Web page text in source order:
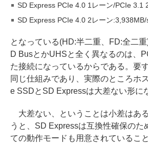
SD Express PCIe 4.0 1レーン/PCIe 3.1
SD Express PCIe 4.0 2レーン:3,938MB/
となっている(HD:半二重、FD:全二
D BusとかUHSと全く異なるのは、
た接続になっているからである。要
同じ仕組みであり、実際のところホ
e SSDとSD Expressは大差ない形に
大差ない、ということは小差はあ
うと、SD Expressは互換性確保のた
ての動作モードも用意されているこ